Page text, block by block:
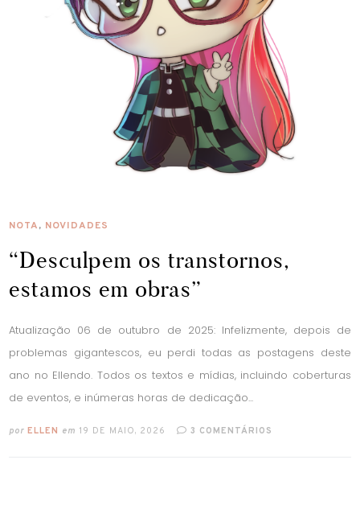
NOTA, NOVIDADES
“Desculpem os transtornos,
estamos em obras”
Atualização 06 de outubro de 2025: Infelizmente, depois de
problemas gigantescos, eu perdi todas as postagens deste
ano no Ellendo. Todos os textos e mídias, incluindo coberturas
de eventos, e inúmeras horas de dedicação...
por ELLEN em 19 DE MAIO, 2026 3 COMENTÁRIOS